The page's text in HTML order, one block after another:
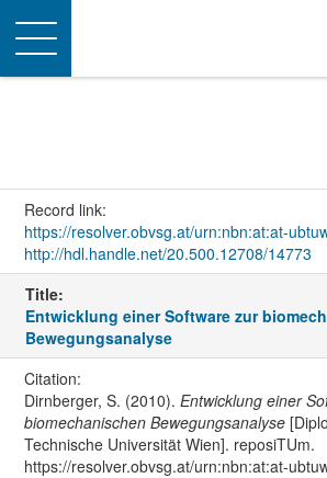
Toggle
navigation
Record link:
https://resolver.obvsg.at/urn:nbn:at:at-
http://hdl.handle.net/20.500.12708/14773
Title:
Entwicklung einer Software zur
Bewegungsanalyse
Citation:
Dirnberger, S. (2010). Entwicklung einer
biomechanischen Bewegungsanalyse
Technische Universität Wien]. reposiTUm.
https://resolver.obvsg.at/urn:nbn:at:at-